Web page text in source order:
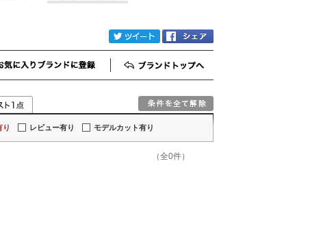
返品・交換について
会員特典のご案内
初めてのお客様
お問合せ
お気に入りブランド登録
り レビュー有り モデルカット有り
（全0件）